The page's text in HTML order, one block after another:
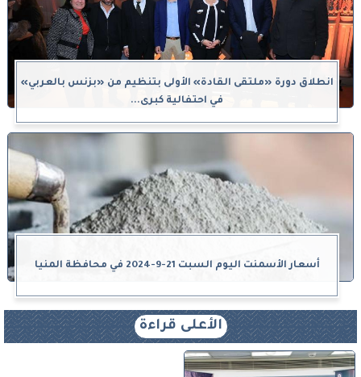
انطلاق دورة «ملتقى القادة» الأولى بتنظيم من «بزنس بالعربي»
في احتفالية كبرى...
أسعار الأسمنت اليوم السبت 21-9-2024 في محافظة المنيا
الأعلى قراءة